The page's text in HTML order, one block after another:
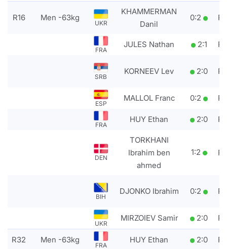
R16 Men -63kg
UKR
KHAMMERMAN
Danil
0:2
FRA
JULES Nathan 2:1
SRB
KORNEEV Lev 2:0
ESP
MALLOL Franc 0:2
FRA
HUY Ethan 2:0
DEN
TORKHANI
Ibrahim ben
ahmed
1:2
BIH
DJONKO Ibrahim 0:2
UKR
MIRZOIEV Samir 2:0
R32 Men -63kg
FRA
HUY Ethan 2:0